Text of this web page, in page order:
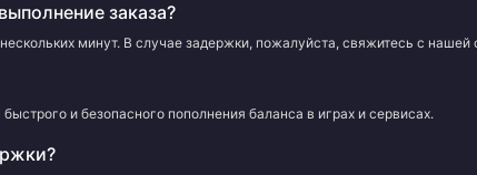
заказа?
минут. В случае задержки, пожалуйста, свяжитесь с
и безопасного пополнения баланса в играх и сервисах.